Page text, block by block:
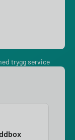
trygg service